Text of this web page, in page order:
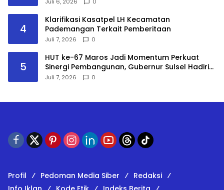
Juli 6, 2026 0
4
Klarifikasi Kasatpel LH Kecamatan
Pademangan Terkait Pemberitaan
Juli 7, 2026 0
5
HUT ke-67 Maros Jadi Momentum Perkuat
Sinergi Pembangunan, Gubernur Sulsel Hadiri
Paripurna DPRD
Juli 7, 2026 0
Profil Pedoman Media Siber
Redaksi